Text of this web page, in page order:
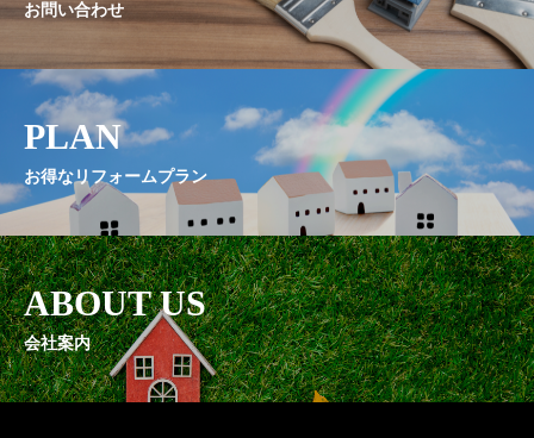
お問い合わせ
PLAN
お得なリフォームプラン
ABOUT US
会社案内